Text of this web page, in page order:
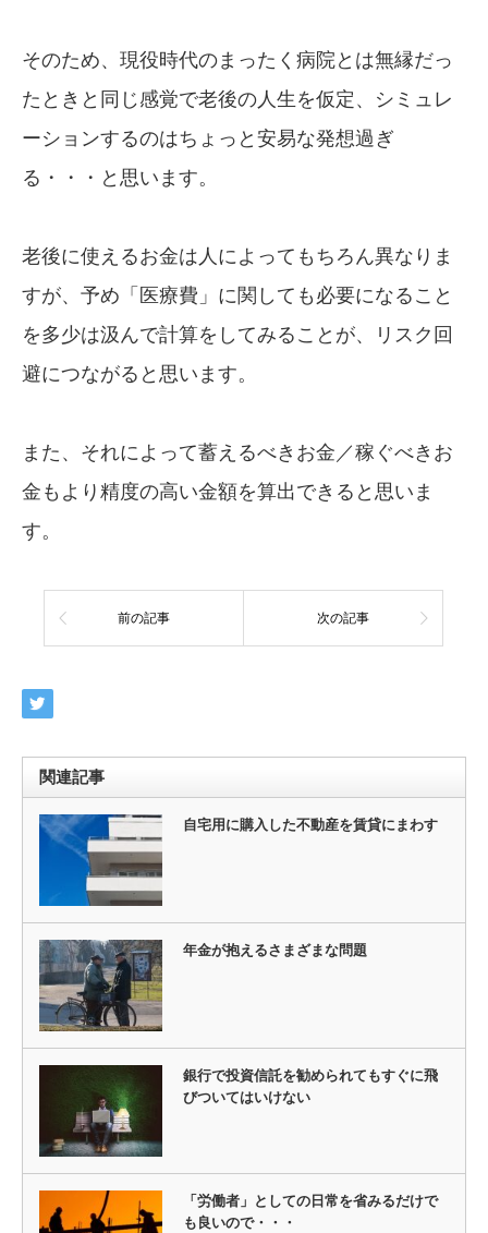
そのため、現役時代のまったく病院とは無縁だっ
たときと同じ感覚で老後の人生を仮定、シミュレ
ーションするのはちょっと安易な発想過ぎ
る・・・と思います。
老後に使えるお金は人によってもちろん異なりま
すが、予め「医療費」に関しても必要になること
を多少は汲んで計算をしてみることが、リスク回
避につながると思います。
また、それによって蓄えるべきお金／稼ぐべきお
金もより精度の高い金額を算出できると思いま
す。
前の記事 次の記事
関連記事
自宅用に購入した不動産を賃貸にまわす
年金が抱えるさまざまな問題
銀行で投資信託を勧められてもすぐに飛
びついてはいけない
「労働者」としての日常を省みるだけで
も良いので・・・